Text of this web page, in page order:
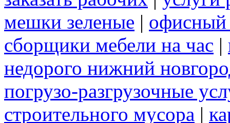
мешки зеленые | офисный
сборщики мебели на час |
недорого нижний
погрузо-разгрузочные
строительного мусора |